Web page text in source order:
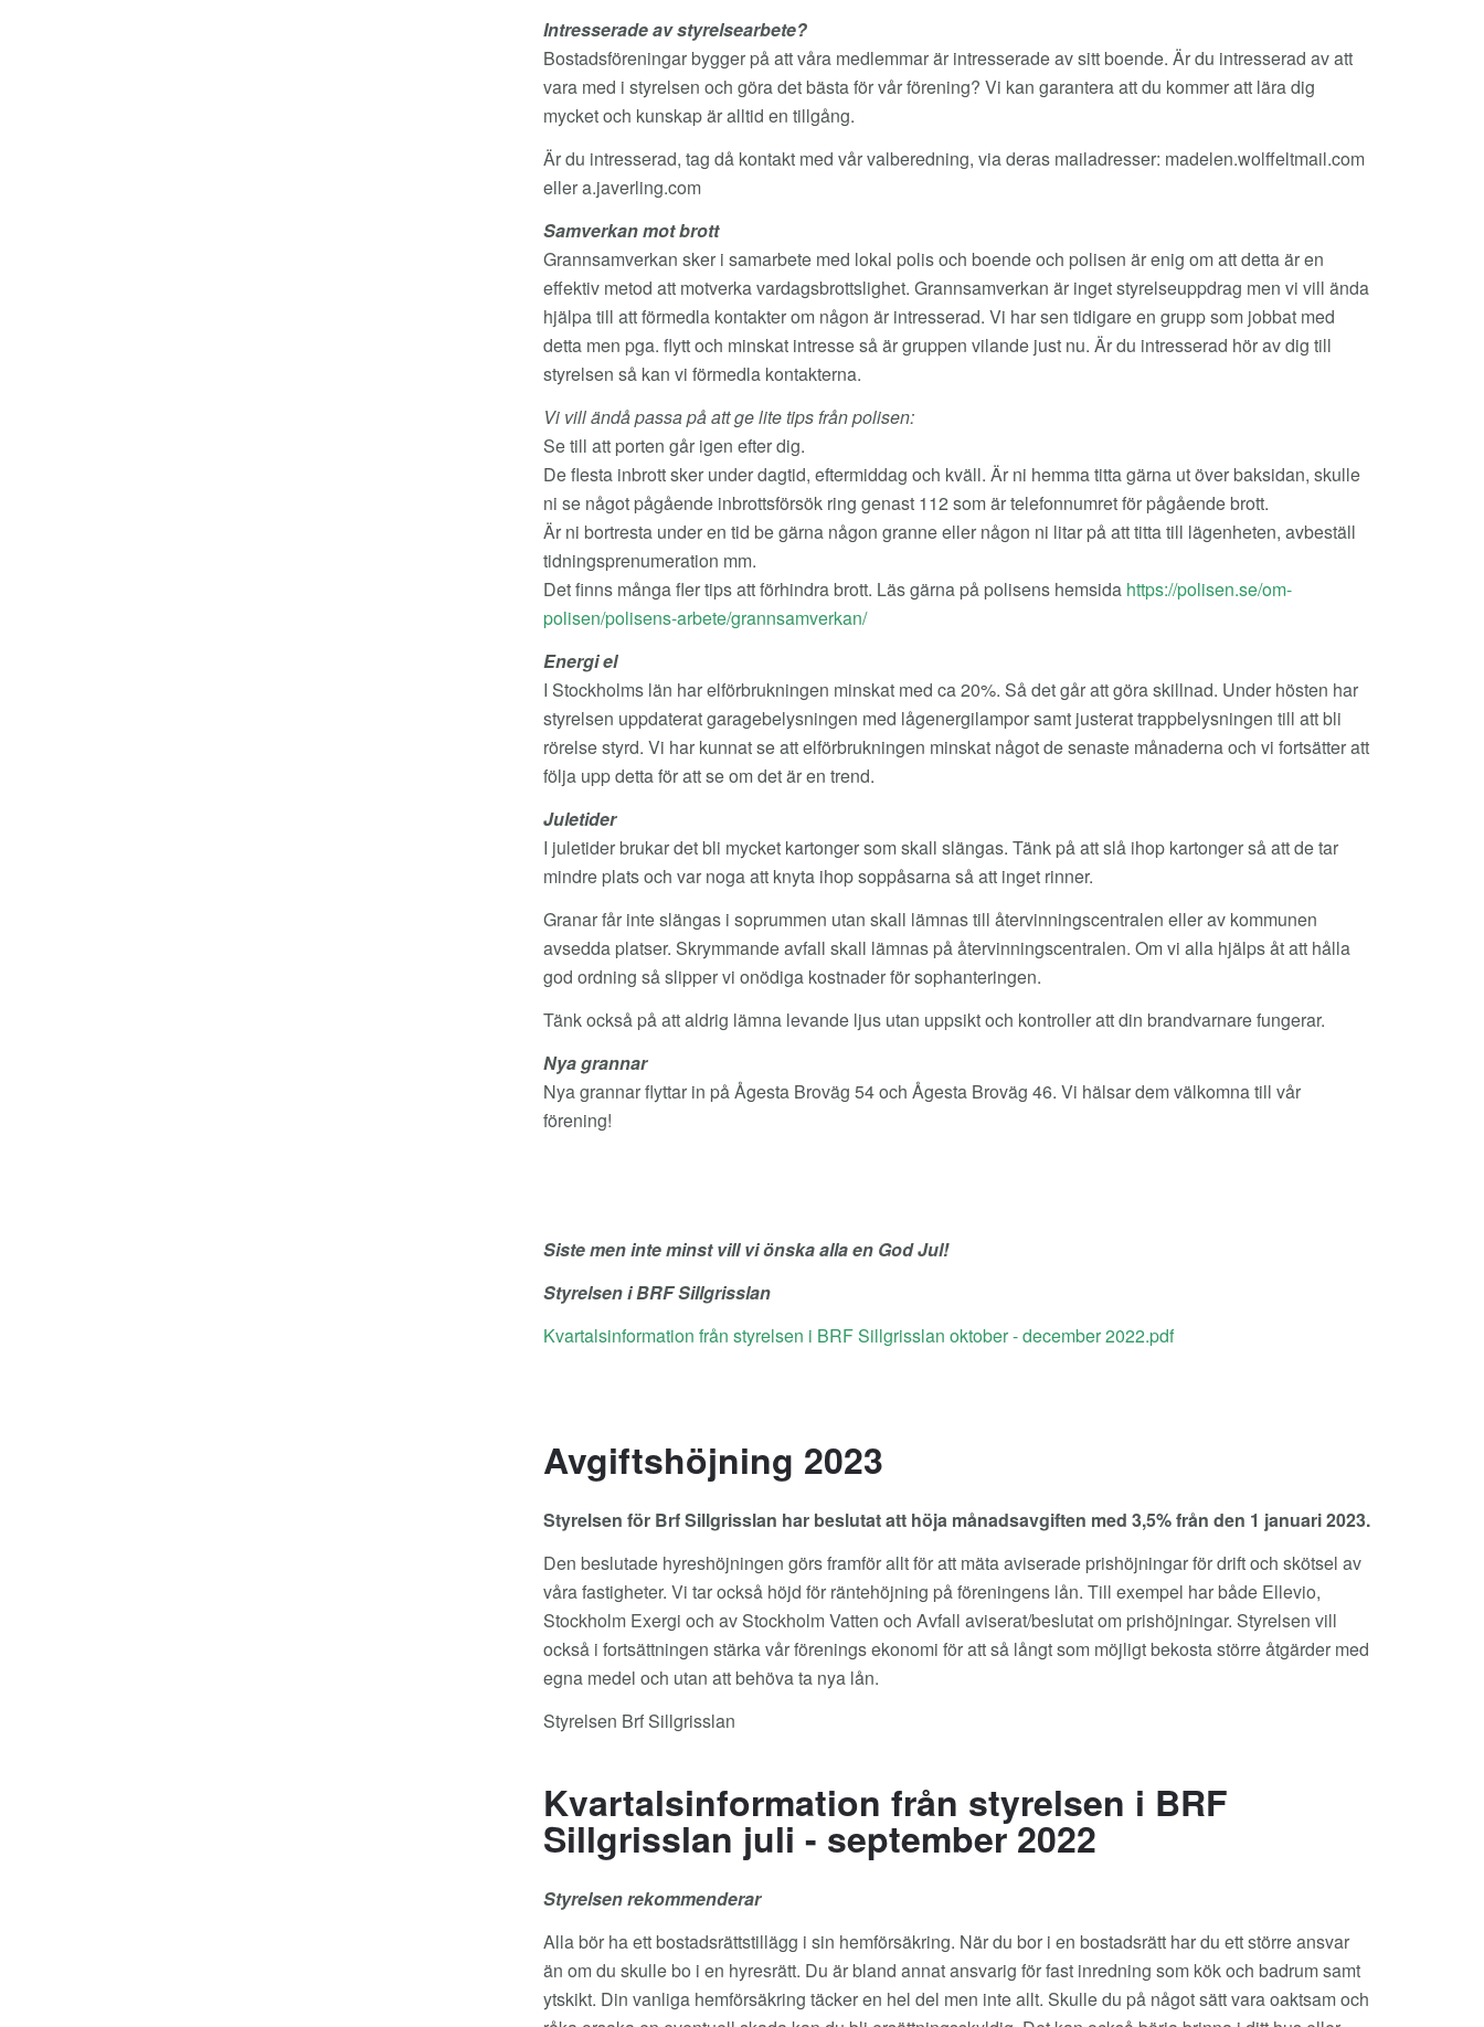
Intresserade av styrelsearbete?
Bostadsföreningar bygger på att våra medlemmar är intresserade av sitt boende. Är du intresserad av att
vara med i styrelsen och göra det bästa för vår förening? Vi kan garantera att du kommer att lära dig
mycket och kunskap är alltid en tillgång.
Är du intresserad, tag då kontakt med vår valberedning, via deras mailadresser: madelen.wolffeltmail.com
eller a.javerling.com
Samverkan mot brott
Grannsamverkan sker i samarbete med lokal polis och boende och polisen är enig om att detta är en
effektiv metod att motverka vardagsbrottslighet. Grannsamverkan är inget styrelseuppdrag men vi vill ända
hjälpa till att förmedla kontakter om någon är intresserad. Vi har sen tidigare en grupp som jobbat med
detta men pga. flytt och minskat intresse så är gruppen vilande just nu. Är du intresserad hör av dig till
styrelsen så kan vi förmedla kontakterna.
Vi vill ändå passa på att ge lite tips från polisen:
Se till att porten går igen efter dig.
De flesta inbrott sker under dagtid, eftermiddag och kväll. Är ni hemma titta gärna ut över baksidan, skulle
ni se något pågående inbrottsförsök ring genast 112 som är telefonnumret för pågående brott.
Är ni bortresta under en tid be gärna någon granne eller någon ni litar på att titta till lägenheten, avbeställ
tidningsprenumeration mm.
Det finns många fler tips att förhindra brott. Läs gärna på polisens hemsida https://polisen.se/om-
polisen/polisens-arbete/grannsamverkan/
Energi el
I Stockholms län har elförbrukningen minskat med ca 20%. Så det går att göra skillnad. Under hösten har
styrelsen uppdaterat garagebelysningen med lågenergilampor samt justerat trappbelysningen till att bli
rörelse styrd. Vi har kunnat se att elförbrukningen minskat något de senaste månaderna och vi fortsätter att
följa upp detta för att se om det är en trend.
Juletider
I juletider brukar det bli mycket kartonger som skall slängas. Tänk på att slå ihop kartonger så att de tar
mindre plats och var noga att knyta ihop soppåsarna så att inget rinner.
Granar får inte slängas i soprummen utan skall lämnas till återvinningscentralen eller av kommunen
avsedda platser. Skrymmande avfall skall lämnas på återvinningscentralen. Om vi alla hjälps åt att hålla
god ordning så slipper vi onödiga kostnader för sophanteringen.
Tänk också på att aldrig lämna levande ljus utan uppsikt och kontroller att din brandvarnare fungerar.
Nya grannar
Nya grannar flyttar in på Ågesta Broväg 54 och Ågesta Broväg 46. Vi hälsar dem välkomna till vår
förening!
Siste men inte minst vill vi önska alla en God Jul!
Styrelsen i BRF Sillgrisslan
Kvartalsinformation från styrelsen i BRF Sillgrisslan oktober - december 2022.pdf
Avgiftshöjning 2023
Styrelsen för Brf Sillgrisslan har beslutat att höja månadsavgiften med 3,5% från den 1 januari 2023.
Den beslutade hyreshöjningen görs framför allt för att mäta aviserade prishöjningar för drift och skötsel av
våra fastigheter. Vi tar också höjd för räntehöjning på föreningens lån. Till exempel har både Ellevio,
Stockholm Exergi och av Stockholm Vatten och Avfall aviserat/beslutat om prishöjningar. Styrelsen vill
också i fortsättningen stärka vår förenings ekonomi för att så långt som möjligt bekosta större åtgärder med
egna medel och utan att behöva ta nya lån.
Styrelsen Brf Sillgrisslan
Kvartalsinformation från styrelsen i BRF
Sillgrisslan juli - september 2022
Styrelsen rekommenderar
Alla bör ha ett bostadsrättstillägg i sin hemförsäkring. När du bor i en bostadsrätt har du ett större ansvar
än om du skulle bo i en hyresrätt. Du är bland annat ansvarig för fast inredning som kök och badrum samt
ytskikt. Din vanliga hemförsäkring täcker en hel del men inte allt. Skulle du på något sätt vara oaktsam och